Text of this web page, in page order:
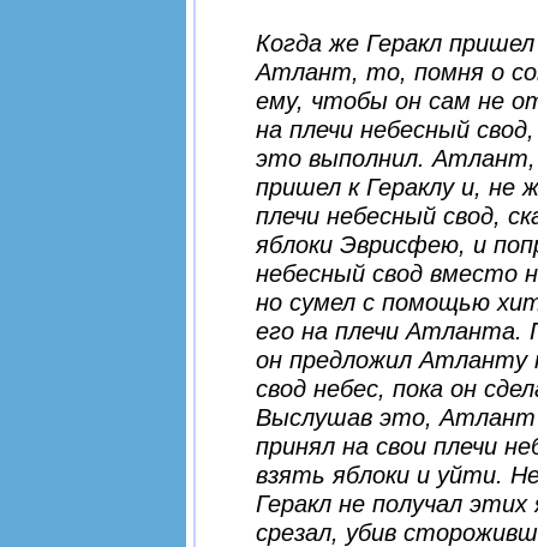
Когда же Геракл
Атлант, то, помня о
ему, чтобы он сам не
на плечи небесный
это выполнил. Атлант,
пришел к Гераклу и, не
плечи небесный свод,
яблоки Эврисфею, и
небесный свод вместо
но сумел с помощью
его на плечи
он предложил Атланту
свод небес, пока он
Выслушав это, Атлант
принял на свои плечи
взять яблоки и уйти.
Геракл не получал
срезал, убив